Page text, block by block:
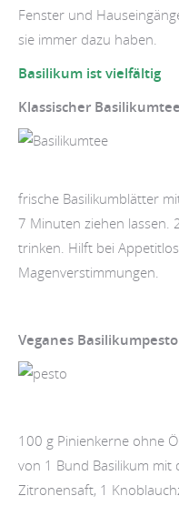
Fenster und
sie immer dazu haben.
Basilikum ist vielfältig
Klassischer Basilikumtee
frische Basilikumblätter
7 Minuten ziehen lassen.
trinken. Hilft bei
Magenverstimmungen.
Veganes Basilikumpesto
100 g Pinienkerne ohne
von 1 Bund Basilikum mit
Zitronensaft, 1